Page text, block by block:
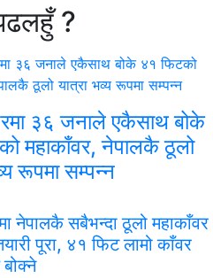
?
३६ जनाले एकैसाथ बोके
महाकाँवर, नेपालकै ठूलो
रूपमा सम्पन्न
नेपालकै सबैभन्दा ठूलो महाकाँवर
पूरा, ४१ फिट लामो काँवर